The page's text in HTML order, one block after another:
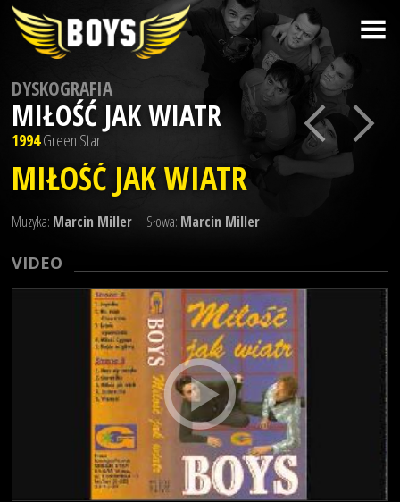
DYSKOGRAFIA
MIŁOŚĆ JAK WIATR
1994Green Star
MIŁOŚĆ JAK WIATR
Muzyka: Marcin Miller Słowa: Marcin Miller
VIDEO